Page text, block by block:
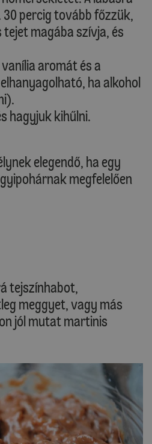
percig tovább főzzük,
magába szívja, és
aromát és a
ha alkohol
hagyjuk kihűlni.
elegendő, ha egy
megfelelően
tejszínhabot,
meggyet, vagy más
jól mutat martinis